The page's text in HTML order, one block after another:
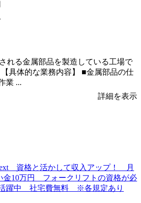
れる金属部品を製造している工場で
具体的な業務内容】 ■金属部品の仕
業 ...
詳細を表示